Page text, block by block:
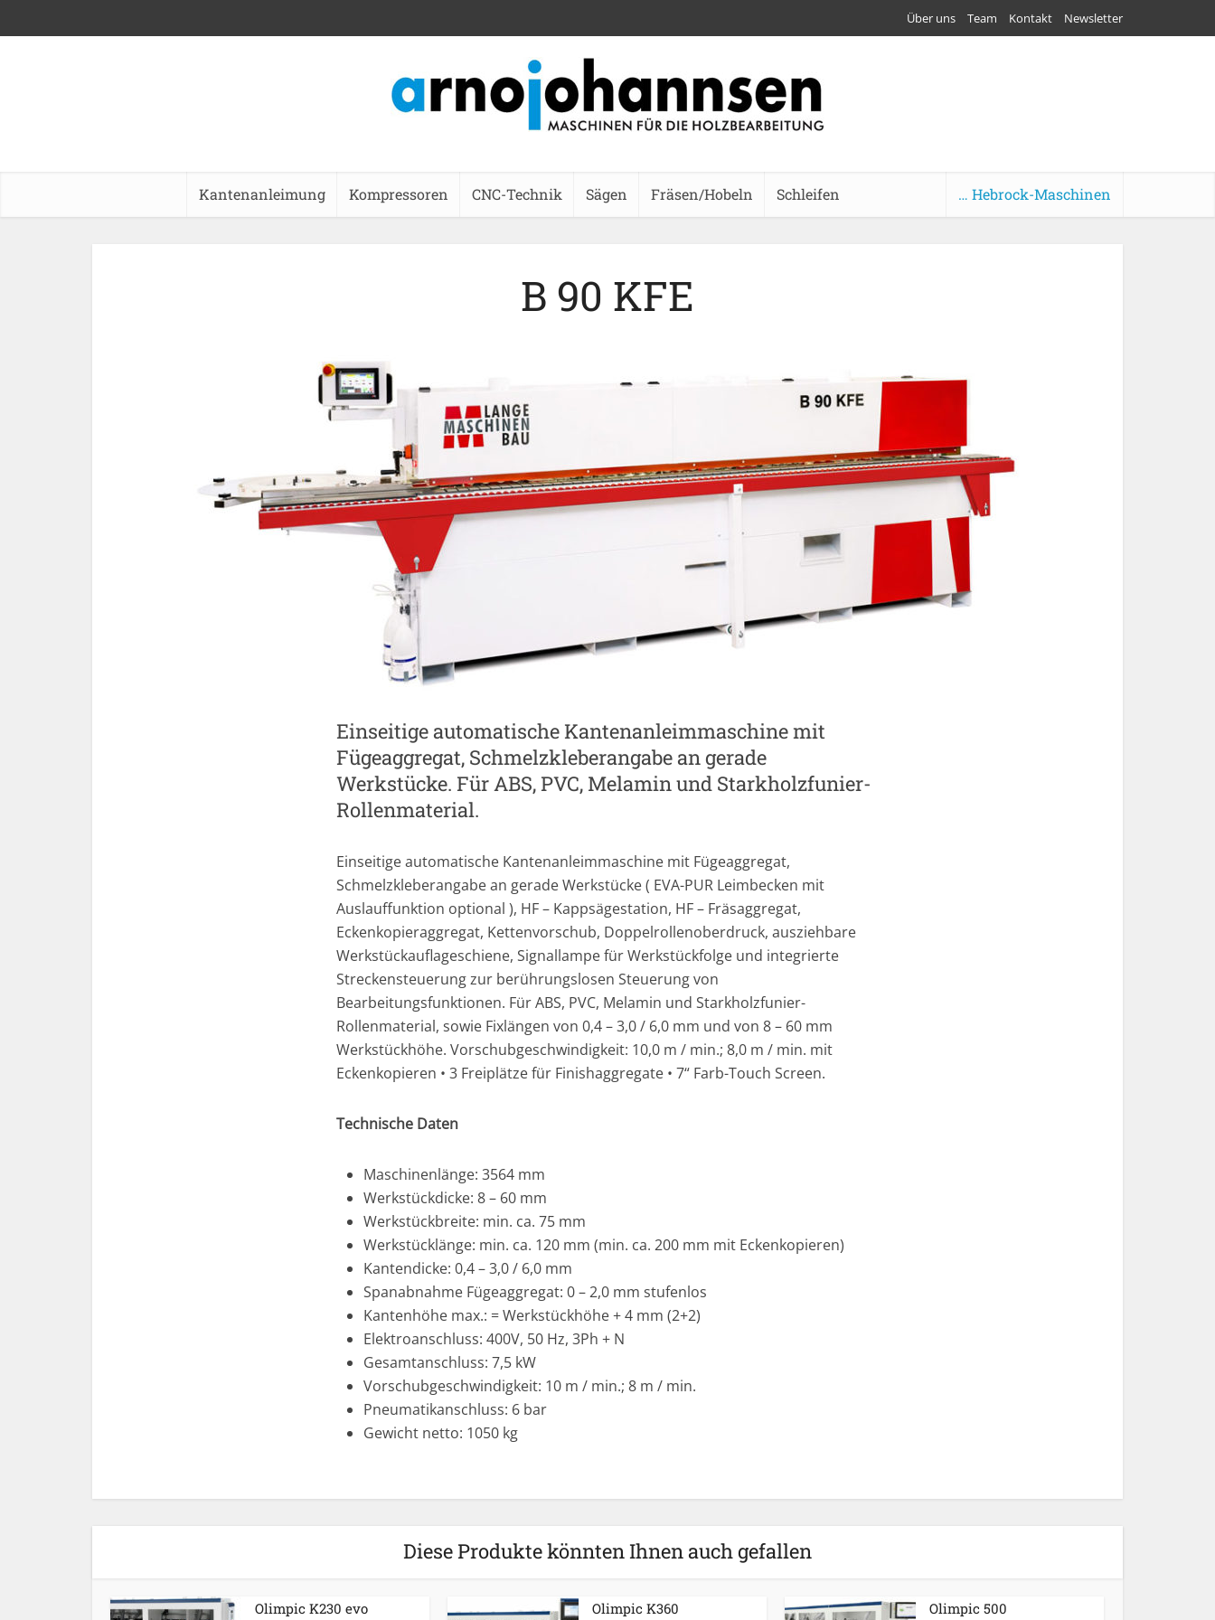
Über uns Team Kontakt Newsletter
Kantenanleimung Kompressoren CNC-Technik Sägen Fräsen/Hobeln Schleifen … Hebrock-Maschinen
B 90 KFE
Einseitige automatische Kantenanleimmaschine mit
Fügeaggregat, Schmelzkleberangabe an gerade
Werkstücke. Für ABS, PVC, Melamin und Starkholzfunier-
Rollenmaterial.
Einseitige automatische Kantenanleimmaschine mit Fügeaggregat,
Schmelzkleberangabe an gerade Werkstücke ( EVA-PUR Leimbecken mit
Auslauffunktion optional ), HF – Kappsägestation, HF – Fräsaggregat,
Eckenkopieraggregat, Kettenvorschub, Doppelrollenoberdruck, ausziehbare
Werkstückauflageschiene, Signallampe für Werkstückfolge und integrierte
Streckensteuerung zur berührungslosen Steuerung von
Bearbeitungsfunktionen. Für ABS, PVC, Melamin und Starkholzfunier-
Rollenmaterial, sowie Fixlängen von 0,4 – 3,0 / 6,0 mm und von 8 – 60 mm
Werkstückhöhe. Vorschubgeschwindigkeit: 10,0 m / min.; 8,0 m / min. mit
Eckenkopieren • 3 Freiplätze für Finishaggregate • 7“ Farb-Touch Screen.
Technische Daten
Maschinenlänge: 3564 mm
Werkstückdicke: 8 – 60 mm
Werkstückbreite: min. ca. 75 mm
Werkstücklänge: min. ca. 120 mm (min. ca. 200 mm mit Eckenkopieren)
Kantendicke: 0,4 – 3,0 / 6,0 mm
Spanabnahme Fügeaggregat: 0 – 2,0 mm stufenlos
Kantenhöhe max.: = Werkstückhöhe + 4 mm (2+2)
Elektroanschluss: 400V, 50 Hz, 3Ph + N
Gesamtanschluss: 7,5 kW
Vorschubgeschwindigkeit: 10 m / min.; 8 m / min.
Pneumatikanschluss: 6 bar
Gewicht netto: 1050 kg
Diese Produkte könnten Ihnen auch gefallen
Olimpic K230 evo Olimpic K360 Olimpic 500